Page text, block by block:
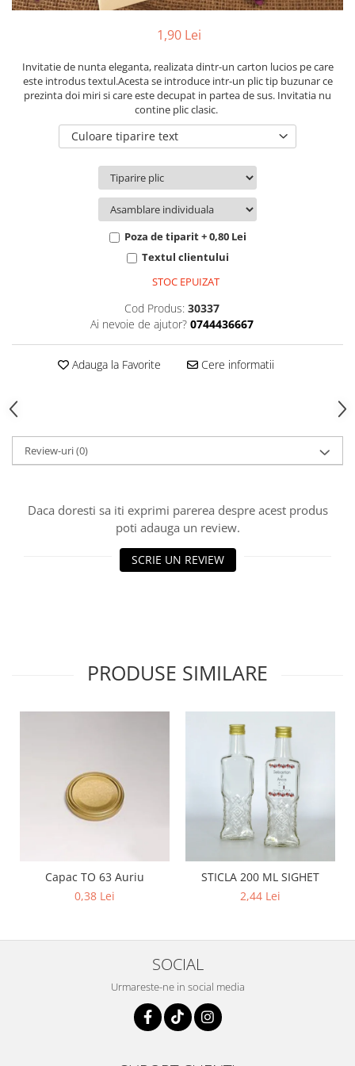
Pachete marturii
Cutii flori mixte
Cutii LUX
Aranjamente tematice
2025 Craciun
2020 Craciun si Anul Nou
Buchete extravagante
1,90 Lei
Invitatie de nunta eleganta, realizata dintr-un carton lucios pe care
este introdus textul.Acesta se introduce intr-un plic tip buzunar ce
prezinta doi miri si care este decupat in partea de sus. Invitatia nu
contine plic clasic.
Culoare tiparire text
Poza de tiparit + 0,80 Lei
Textul clientului
STOC EPUIZAT
Cod Produs: 30337
Ai nevoie de ajutor? 0744436667
Adauga la Favorite Cere informatii
Review-uri(0)
Daca doresti sa iti exprimi parerea despre acest produs
poti adauga un review.
SCRIE UN REVIEW
PRODUSE SIMILARE
Capac TO 63 Auriu
0,38 Lei
STICLA 200 ML SIGHET
2,44 Lei
SOCIAL
Urmareste-ne in social media